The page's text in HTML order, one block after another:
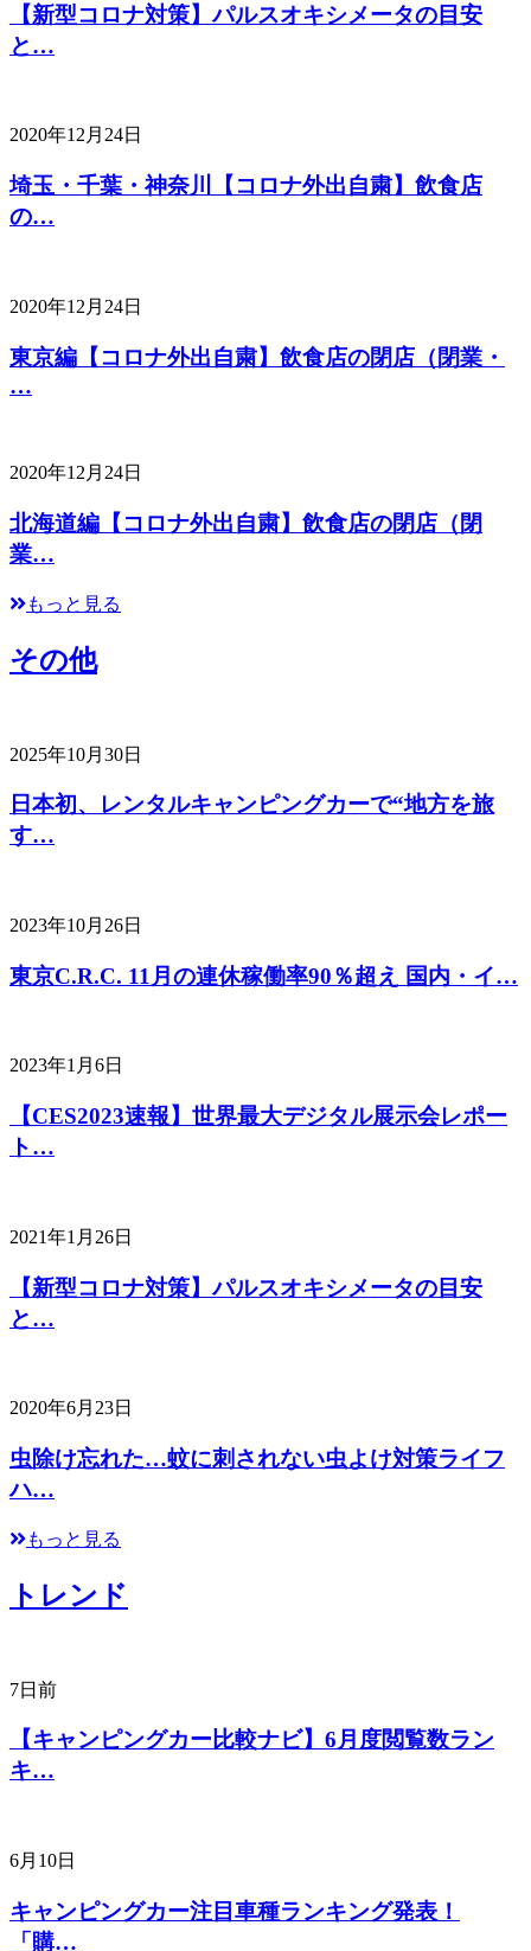
【新型コロナ対策】パルスオキシメータの目安
と…
2020年12月24日
埼玉・千葉・神奈川【コロナ外出自粛】飲食店
の…
2020年12月24日
東京編【コロナ外出自粛】飲食店の閉店（閉業・
…
2020年12月24日
北海道編【コロナ外出自粛】飲食店の閉店（閉
業…
もっと見る
その他
2025年10月30日
日本初、レンタルキャンピングカーで“地方を旅
す…
2023年10月26日
東京C.R.C. 11月の連休稼働率90％超え 国内・イ…
2023年1月6日
【CES2023速報】世界最大デジタル展示会レポー
ト…
2021年1月26日
【新型コロナ対策】パルスオキシメータの目安
と…
2020年6月23日
虫除け忘れた…蚊に刺されない虫よけ対策ライフ
ハ…
もっと見る
トレンド
7日前
【キャンピングカー比較ナビ】6月度閲覧数ラン
キ…
6月10日
キャンピングカー注目車種ランキング発表！
「購…